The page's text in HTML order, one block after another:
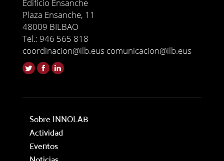
Edificio Ensanche
Plaza Ensanche, 11
48009 BILBAO
Tel.: 946 565 818
coordinacion@ilb.eus comunicacion@ilb.eus
Sobre INNOLAB
Actividad
Eventos